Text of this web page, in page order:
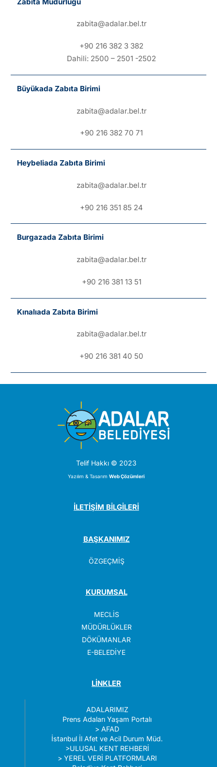
zabita@adalar.bel.tr
+90 216 382 3 382
Dahili: 2500 – 2501 -2502
Büyükada Zabıta Birimi
zabita@adalar.bel.tr
+90 216 382 70 71
Heybeliada Zabıta Birimi
zabita@adalar.bel.tr
+90 216 351 85 24
Burgazada Zabıta Birimi
zabita@adalar.bel.tr
+90 216 381 13 51
Kınalıada Zabıta Birimi
zabita@adalar.bel.tr
+90 216 381 40 50
Telif Hakkı © 2023
Yazılım & TasarımWeb Çözümleri
İLETİŞİM BİLGİLERİ
BAŞKANIMIZ
ÖZGEÇMİŞ
KURUMSAL
MECLİS
MÜDÜRLÜKLER
DÖKÜMANLAR
E-BELEDİYE
LİNKLER
ADALARIMIZ
Prens Adaları Yaşam Portalı
>AFAD
İstanbul İl Afet ve Acil Durum Müd.
>ULUSAL KENT REHBERİ
> YEREL VERİ PLATFORMLARI